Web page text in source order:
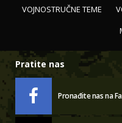
VOJNOSTRUČNE TEME
Pratite nas
Pronađite nas na